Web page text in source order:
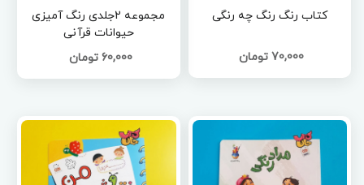
کتاب رنگ رنگ چه رنگی
70,000 تومان
مجموعه 2جلدی رنگ آمیزی
حیوانات قرآنی
60,000 تومان